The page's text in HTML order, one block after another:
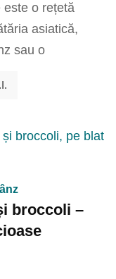
este o rețetă
asiatică,
sau o
broccoli –